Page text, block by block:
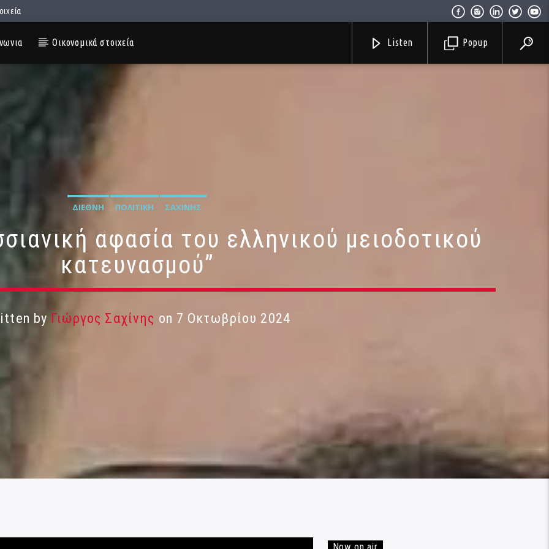
Οικονομικά στοιχεία Popup
Listen
ΔΙΕΘΝΉ ΠΟΛΙΤΙΚΉ ΣΑΧΊΝΗΣ
αφασία του ελληνικού μειοδοτικού
κατευνασμού”
by Γιώργος Σαχίνης on 7 Οκτωβρίου 2024